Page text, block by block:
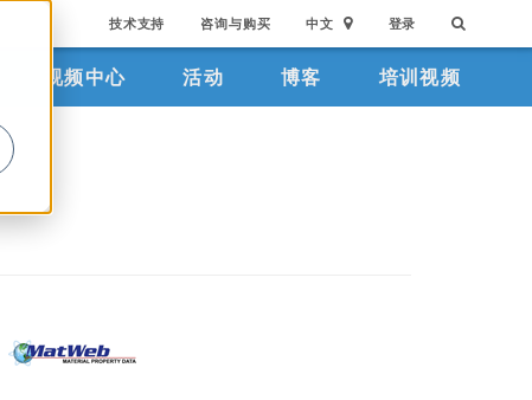
技术支持 咨询与购买 中文 登录
视频中心 活动 博客 培训视频